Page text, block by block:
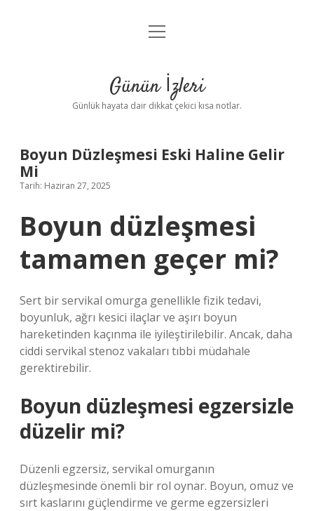
Anasayfa
Yasal Uyarı
menüyü
Günün İzleri
Günlük hayata dair dikkat çekici kısa notlar.
Boyun Düzleşmesi Eski Haline Gelir
Mi
Tarih: Haziran 27, 2025
Boyun düzleşmesi
tamamen geçer mi?
Sert bir servikal omurga genellikle fizik tedavi,
boyunluk, ağrı kesici ilaçlar ve aşırı boyun
hareketinden kaçınma ile iyileştirilebilir. Ancak, daha
ciddi servikal stenoz vakaları tıbbi müdahale
gerektirebilir.
Boyun düzleşmesi egzersizle
düzelir mi?
Düzenli egzersiz, servikal omurganın
düzleşmesinde önemli bir rol oynar. Boyun, omuz ve
sırt kaslarını güçlendirme ve germe egzersizleri